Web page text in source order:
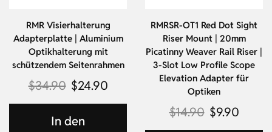
RMR Visierhalterung
Adapterplatte | Aluminium
Optikhalterung mit
schützendem Seitenrahmen
$34.90 $24.90
In den
RMRSR-OT1 Red Dot Sight
Riser Mount | 20mm
Picatinny Weaver Rail Riser |
3-Slot Low Profile Scope
Elevation Adapter für
Optiken
$14.90 $9.90